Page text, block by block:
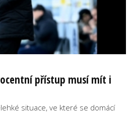
přístup musí mít i
situace, ve které se domácí